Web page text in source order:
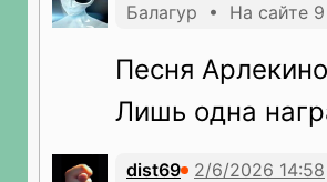
Балагур • На сайте 9
Песня Арлекино
Лишь одна
dist69